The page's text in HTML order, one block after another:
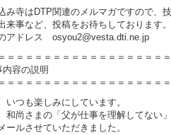
み寺はDTP関連のメルマガですので、
来事など、投稿をお待ちしております。
アドレス osyou2@vesta.dti.ne.jp
＝＝＝＝＝＝＝＝＝＝＝＝＝＝＝＝＝
内容の説明
＝＝＝＝＝＝＝＝＝＝＝＝＝＝＝＝＝
いつも楽しみにしています。
和尚さまの「父が仕事を理解してない
ールさせていただきました。